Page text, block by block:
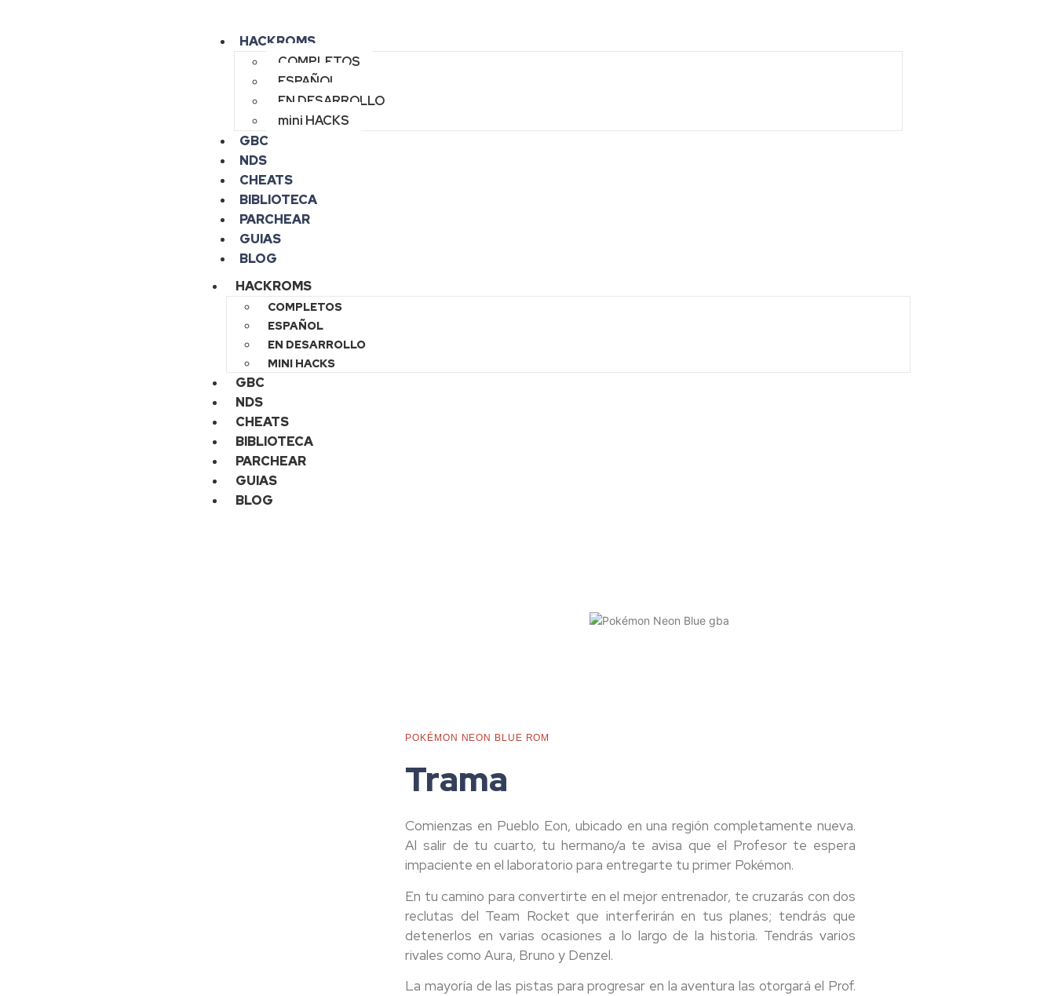
HACKROMS
COMPLETOS
ESPAÑOL
EN DESARROLLO
mini HACKS
GBC
NDS
CHEATS
BIBLIOTECA
PARCHEAR
GUIAS
BLOG
HACKROMS
COMPLETOS
ESPAÑOL
EN DESARROLLO
MINI HACKS
GBC
NDS
CHEATS
BIBLIOTECA
PARCHEAR
GUIAS
BLOG
POKÉMON NEON BLUE ROM
Trama
Comienzas en Pueblo Eon, ubicado en una región completamente nueva.
Al salir de tu cuarto, tu hermano/a te avisa que el Profesor te espera
impaciente en el laboratorio para entregarte tu primer Pokémon.
En tu camino para convertirte en el mejor entrenador, te cruzarás con dos
reclutas del Team Rocket que interferirán en tus planes; tendrás que
detenerlos en varias ocasiones a lo largo de la historia. Tendrás varios
rivales como Aura, Bruno y Denzel.
La mayoría de las pistas para progresar en la aventura las otorgará el Prof.